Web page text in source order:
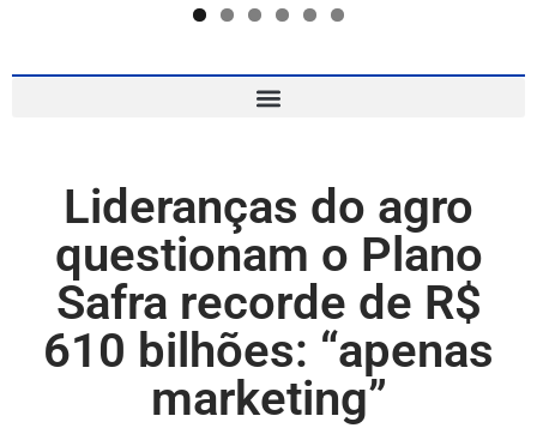
Lideranças do agro
questionam o Plano
Safra recorde de R$
610 bilhões: “apenas
marketing”